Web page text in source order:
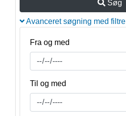
Søg
Avanceret søgning med filtre
Fra og med
Til og med